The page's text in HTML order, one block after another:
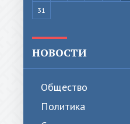
31
НОВОСТИ
Общество
Политика